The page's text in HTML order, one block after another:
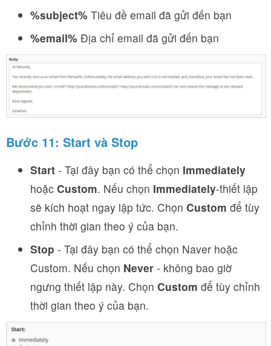
%subject% Tiêu đề email đã gửi đến bạn
%email% Địa chỉ email đã gửi đến bạn
Bước 11: Start và Stop
Start - Tại đây bạn có thể chọn Immediately
hoặc Custom. Nếu chọn Immediately-thiết lập
sẽ kích hoạt ngay lập tức. Chọn Custom để tùy
chỉnh thời gian theo ý của bạn.
Stop - Tại đây bạn có thể chọn Naver hoặc
Custom. Nếu chọn Never - không bao giờ
ngưng thiết lập này. Chọn Custom để tùy chỉnh
thời gian theo ý của bạn.